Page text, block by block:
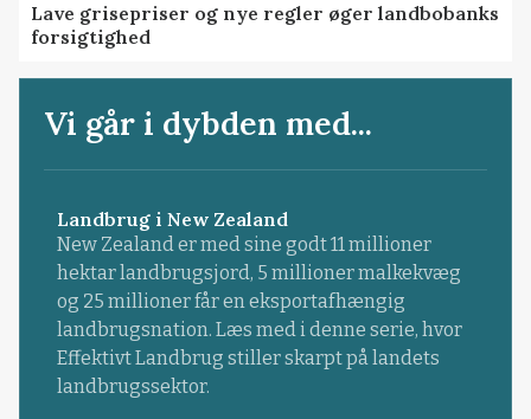
Lave grisepriser og nye regler øger landbobanks
forsigtighed
Vi går i dybden med...
Landbrug i New Zealand
New Zealand er med sine godt 11 millioner
hektar landbrugsjord, 5 millioner malkekvæg
og 25 millioner får en eksportafhængig
landbrugsnation. Læs med i denne serie, hvor
Effektivt Landbrug stiller skarpt på landets
landbrugssektor.